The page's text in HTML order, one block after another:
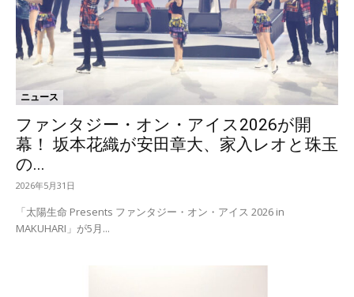
ニュース
ファンタジー・オン・アイス2026が開
幕！ 坂本花織が安田章大、家入レオと珠玉
の...
2026年5月31日
「太陽生命 Presents ファンタジー・オン・アイス 2026 in
MAKUHARI」が5月...